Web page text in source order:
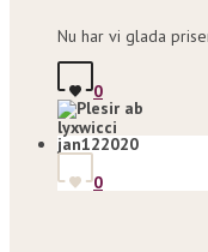
Nu har vi glada
0
lyxwicci
jan122020
0